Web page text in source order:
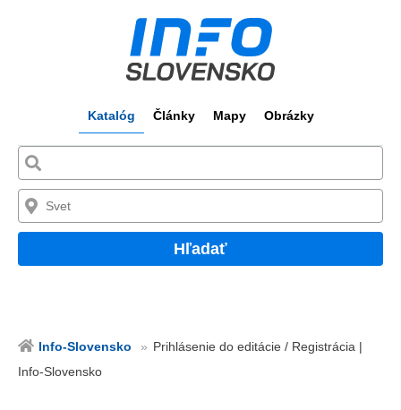
Katalóg Články Mapy Obrázky
Hľadať
Info-Slovensko
Prihlásenie do editácie / Registrácia |
Info-Slovensko